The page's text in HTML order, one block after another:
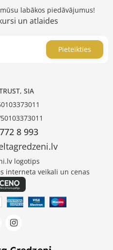
labākos piedāvājumus!
un atlaides
Pieteikties
SIA
8 993